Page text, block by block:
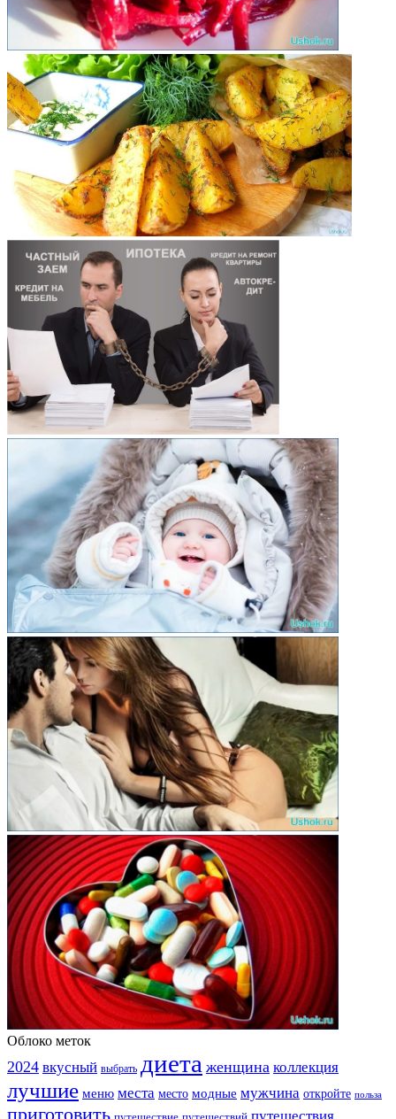
Облоко меток
2024 вкусный выбрать диета женщина коллекция
лучшие меню места место модные мужчина откройте польза
приготовить